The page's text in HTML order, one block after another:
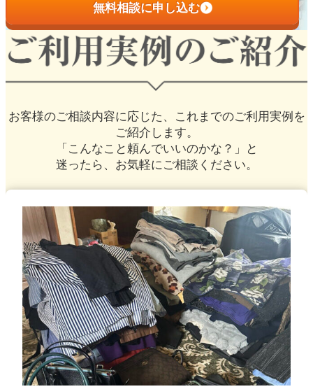
無料相談に申し込む
お客様のご相談内容に応じた、
これまでのご利用実例を
ご紹介します。
「こんなこと頼んでいいのかな？」と
迷ったら、お気軽にご相談ください。